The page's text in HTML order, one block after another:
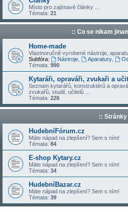
Místo pro zajímavé články ...
Témata: 21
:: Co se nikam
Home-made
Vlastnoručně vyrobené nástroje,
Subfóra:
Nástroje, Aparatury,
Témata: 990
Kytaráři, opraváři, zvukaři a
Seznam kytarářů, konstruktérů a
zvukařů, studií, učitelů ...
Témata: 226
:: Stránky
HudebníFórum.cz
Máte nápad na zlepšení? Sem s ním!
Témata: 84
E-shop Kytary.cz
Máte nápad na zlepšení? Sem s ním!
Témata: 34
HudebníBazar.cz
Máte nápad na zlepšení? Sem s ním!
Témata: 39